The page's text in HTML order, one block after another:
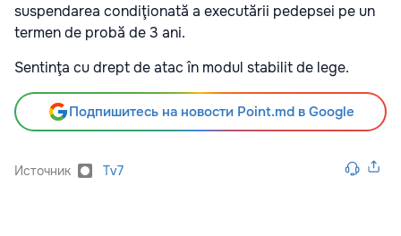
suspendarea condiţionată a executării pedepsei pe un
termen de probă de 3 ani.
Sentinţa cu drept de atac în modul stabilit de lege.
Подпишитесь на новости Point.md в Google
Источник Tv7